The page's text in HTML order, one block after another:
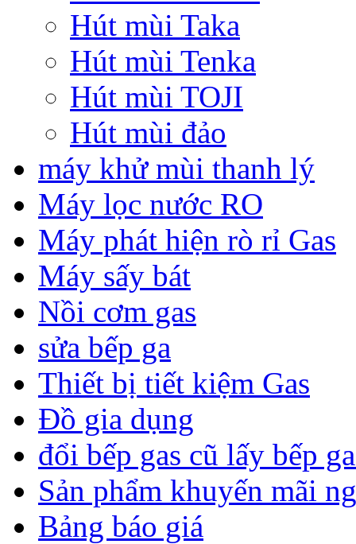
Hút mùi Taka
Hút mùi Tenka
Hút mùi TOJI
Hút mùi đảo
máy khử mùi thanh lý
Máy lọc nước RO
Máy phát hiện rò rỉ Gas
Máy sấy bát
Nồi cơm gas
sửa bếp ga
Thiết bị tiết kiệm Gas
Đồ gia dụng
đổi bếp gas cũ lấy bếp
Sản phẩm khuyến mãi
Bảng báo giá